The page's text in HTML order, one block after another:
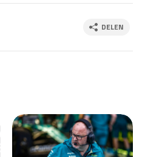
DELEN